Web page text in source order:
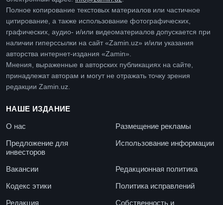
Полное копирование текстовых материалов или частичное
цитирование, а также использование фотографических,
графических, аудио- и/или видеоматериалов допускается при
наличии гиперссылки на сайт «Zamin.uz» и/или указания
авторства интернет-издания «Zamin».
Мнения, выраженные в авторских публикациях на сайте,
принадлежат авторам и могут не отражать точку зрения
редакции Zamin.uz.
НАШЕ ИЗДАНИЕ
О нас
Размещение рекламы
Предложение для
инвесторов
Использование информации
Вакансии
Редакционная политика
Кодекс этики
Политика исправлений
Редакция
Собственность и